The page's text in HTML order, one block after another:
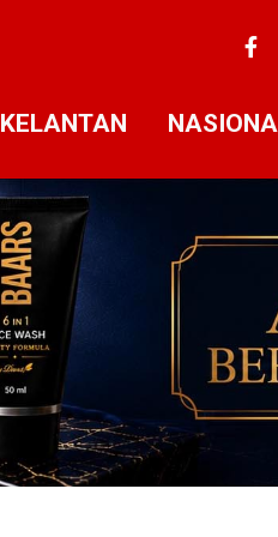
KELANTAN